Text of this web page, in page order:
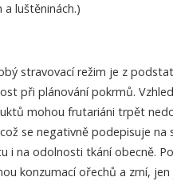
a luštěninách.)
stravovací režim je z
při plánování pokrmů.
mohou frutariáni trpět
se negativně podepisuje na
i na odolnosti tkání obecně.
konzumací ořechů a zrní,